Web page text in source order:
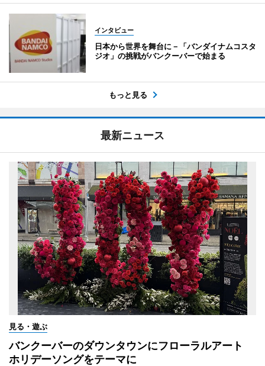
インタビュー
日本から世界を舞台に－「バンダイナムコスタ
ジオ」の挑戦がバンクーバーで始まる
もっと見る
最新ニュース
見る・遊ぶ
バンクーバーのダウンタウンにフローラルアート
ホリデーソングをテーマに